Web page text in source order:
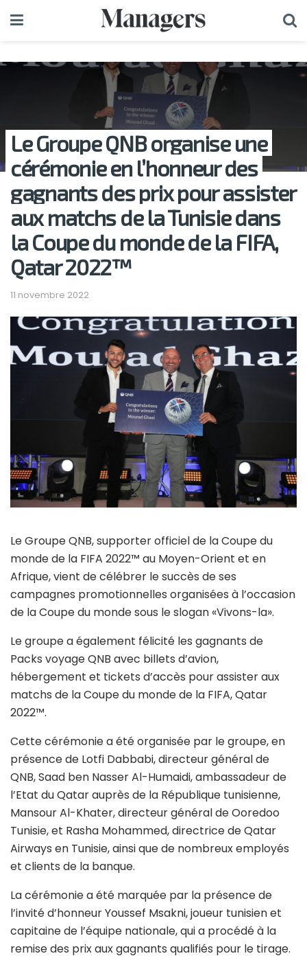
Le Groupe QNB organise une
cérémonie en l’honneur des
gagnants des prix pour assister
aux matchs de la Tunisie dans
la Coupe du monde de la FIFA,
Qatar 2022™
11 novembre 2022
Le Groupe QNB, supporter officiel de la Coupe du
monde de la FIFA 2022™ au Moyen-Orient et en
Afrique, vient de célébrer le succès de ses
campagnes promotionnelles organisées à l’occasion
de la Coupe du monde sous le slogan «Vivons-la».
Le groupe a également félicité les gagnants de
Packs voyage QNB avec billets d’avion,
hébergement et tickets d’accès pour assister aux
matchs de la Coupe du monde de la FIFA, Qatar
2022™.
Cette cérémonie a été organisée par le groupe, en
présence de Lotfi Dabbabi, directeur général de
QNB, Saad ben Nasser Al-Humaidi, ambassadeur de
l’Etat du Qatar auprès de la République tunisienne,
Mansour Al-Khater, directeur général de Ooredoo
Tunisie, et Rasha Mohammed, directrice de Qatar
Airways en Tunisie, ainsi que de nombreux employés
et clients de la banque.
La cérémonie a été marquée par la présence de
l’invité d’honneur Youssef Msakni, joueur tunisien et
capitaine de l’équipe nationale, qui a procédé à la
remise des prix aux gagnants qualifiés pour le tirage.